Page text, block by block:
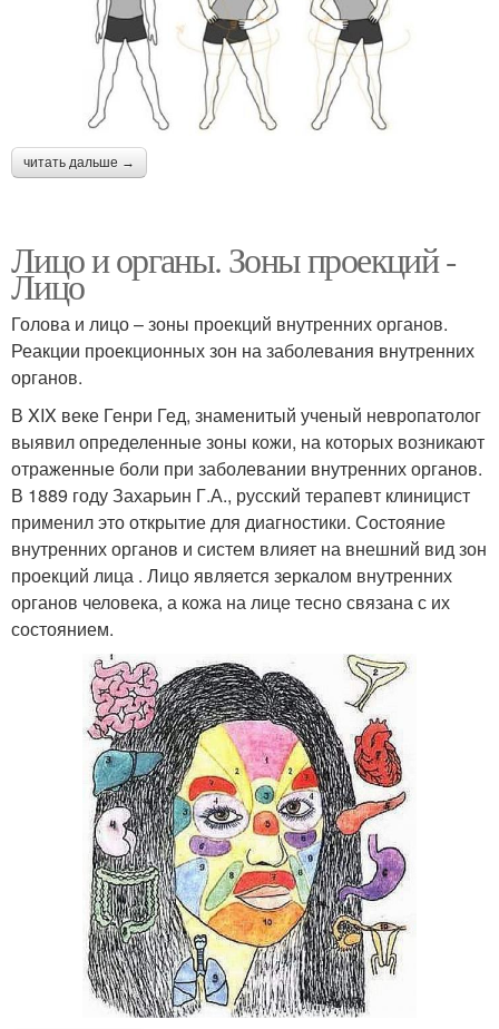
читать дальше →
Лицо и органы. Зоны проекций -
Лицо
Голова и лицо – зоны проекций внутренних органов.
Реакции проекционных зон на заболевания внутренних
органов.
В XIX веке Генри Гед, знаменитый ученый невропатолог
выявил определенные зоны кожи, на которых возникают
отраженные боли при заболевании внутренних органов.
В 1889 году Захарьин Г.А., русский терапевт клиницист
применил это открытие для диагностики. Состояние
внутренних органов и систем влияет на внешний вид зон
проекций лица . Лицо является зеркалом внутренних
органов человека, а кожа на лице тесно связана с их
состоянием.